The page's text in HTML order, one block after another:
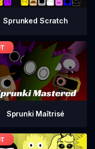
Sprunked Scratch
Sprunki Maîtrisé